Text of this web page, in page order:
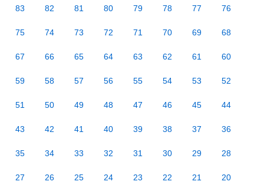
83 82 81 80 79 78 77 76
75 74 73 72 71 70 69 68
67 66 65 64 63 62 61 60
59 58 57 56 55 54 53 52
51 50 49 48 47 46 45 44
43 42 41 40 39 38 37 36
35 34 33 32 31 30 29 28
27 26 25 24 23 22 21 20